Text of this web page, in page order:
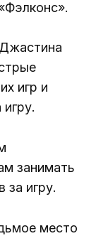
игр и
занимать
за игру.
место